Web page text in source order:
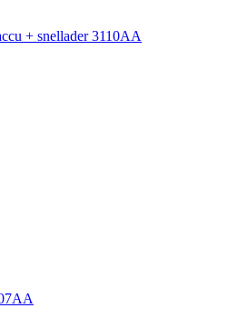
+ snellader 3110AA